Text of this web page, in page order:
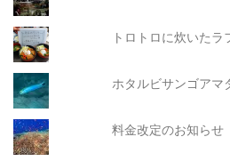
トロトロに炊いたラ
ホタルビサンゴアマ
料金改定のお知らせ